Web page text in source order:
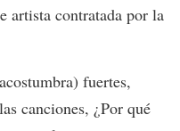
artista contratada por la
fuertes,
canciones, ¿Por qué